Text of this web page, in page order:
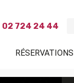
02 724 24 44
RÉSERVATIONS